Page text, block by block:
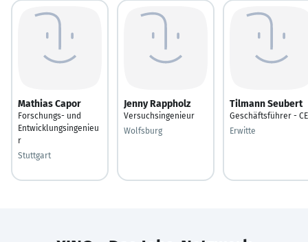
Mathias Capor
Forschungs- und
Entwicklungsingenieu
r
Stuttgart
Jenny Rappholz
Versuchsingenieur
Wolfsburg
Tilmann Seubert
Geschäftsführer -
Erwitte